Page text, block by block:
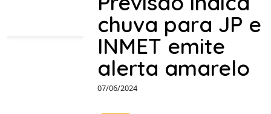
chuva para JP e
INMET emite
alerta amarelo
07/06/2024